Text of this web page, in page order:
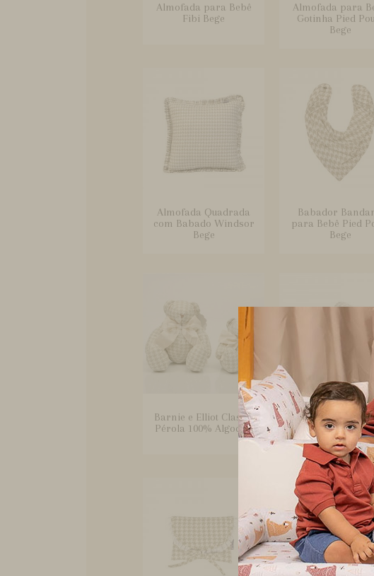
Almofada para Bebê
Fibi Bege
Almofada para
Gotinha Pied
Bege
Almofada Quadrada
com Babado Windsor
Bege
Babador
para Bebê Pied
Bege
Barnie e Elliot Classic
Pérola 100% Algodão
Bebê Seguro
Bege